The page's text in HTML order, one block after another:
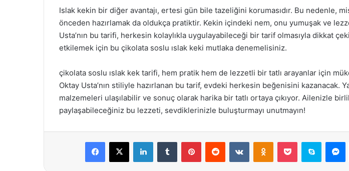
Islak kekin bir diğer avantajı, ertesi gün bile tazeliğini korumasıdır. Bu nedenle,
önceden hazırlamak da oldukça pratiktir. Kekin içindeki nem, onu yumuşak ve
Usta’nın bu tarifi, herkesin kolaylıkla uygulayabileceği bir tarif olmasıyla dikkat
etkilemek için bu çikolata soslu ıslak keki mutlaka denemelisiniz.
çikolata soslu ıslak kek tarifi, hem pratik hem de lezzetli bir tatlı arayanlar için
Oktay Usta’nın stiliyle hazırlanan bu tarif, evdeki herkesin beğenisini kazanacak.
malzemeleri ulaşılabilir ve sonuç olarak harika bir tatlı ortaya çıkıyor. Ailenizle
paylaşabileceğiniz bu lezzeti, sevdiklerinizle buluşturmayı unutmayın!
Facebook
X LinkedInTumblr PinterestReddit VKontakteOdnoklassniki
Pocket Skype